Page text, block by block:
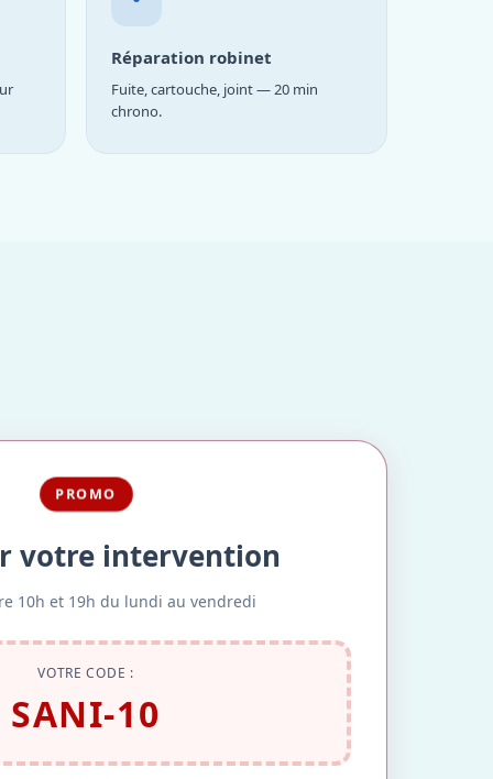
Réparation robinet
Fuite, cartouche, joint — 20 min
chrono.
PROMO
votre intervention
10h et 19h du lundi au vendredi
VOTRE CODE :
SANI-10